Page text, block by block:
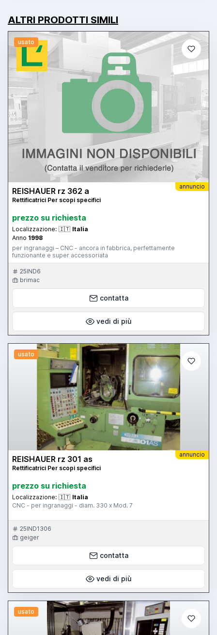
ALTRI PRODOTTI SIMILI
usato
annuncio
REISHAUER rz 362 a
Rettificatrici Per scopi specifici
prezzo su richiesta
Localizzazione: 🇮🇹 Italia
Anno 1998
per ingranaggi – CNC - ancora in fabbrica, perfettamente
funzionante e super accessoriata
25IND6
brimac
contatta
vedi di più
usato
annuncio
REISHAUER rz 301 as
Rettificatrici Per scopi specifici
prezzo su richiesta
Localizzazione: 🇮🇹 Italia
CNC - per ingranaggi - diam. 330 x Mod. 7
25IND1306
geiger
contatta
vedi di più
usato